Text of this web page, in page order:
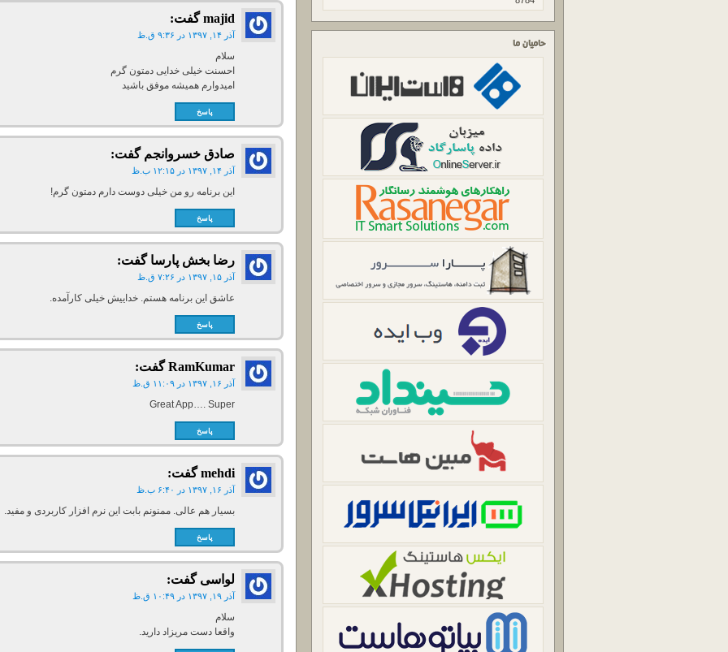
حامیان ما
majid گفت:
آذر ۱۴, ۱۳۹۷ در ۹:۳۶ ق.ظ
سلام
احسنت خیلی خدایی دمتون گرم
امیدوارم همیشه موفق باشید
پاسخ
صادق خسروانجم گفت:
آذر ۱۴, ۱۳۹۷ در ۱۲:۱۵ ب.ظ
این برنامه رو من خیلی دوست دارم دمتون گرم!
پاسخ
رضا بخش پارسا گفت:
آذر ۱۵, ۱۳۹۷ در ۷:۲۶ ق.ظ
عاشق این برنامه هستم. خداییش خیلی کارآمده.
پاسخ
RamKumar گفت:
آذر ۱۶, ۱۳۹۷ در ۱۱:۰۹ ق.ظ
Great App…. Super
پاسخ
mehdi گفت:
آذر ۱۶, ۱۳۹۷ در ۶:۴۰ ب.ظ
بسیار هم عالی. ممنونم بابت این نرم افزار کاربردی و مفید.
پاسخ
لواسی گفت:
آذر ۱۹, ۱۳۹۷ در ۱۰:۴۹ ق.ظ
سلام
واقعا دست مریزاد دارید.